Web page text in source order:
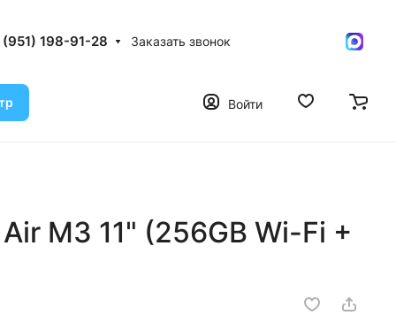
(951) 198-91-28 Заказать звонок
Войти
M3 11" (256GB Wi-Fi +